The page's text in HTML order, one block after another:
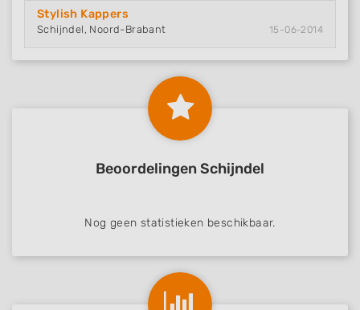
Stylish Kappers
Schijndel, Noord-Brabant 15-06-2014
Beoordelingen Schijndel
Nog geen statistieken beschikbaar.